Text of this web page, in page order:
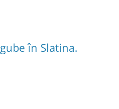
în Slatina.